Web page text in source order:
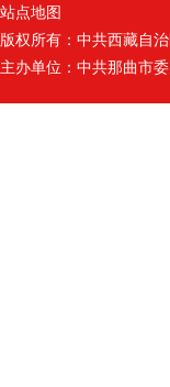
站点地图
版权所有：中共西藏自
主办单位：中共那曲市